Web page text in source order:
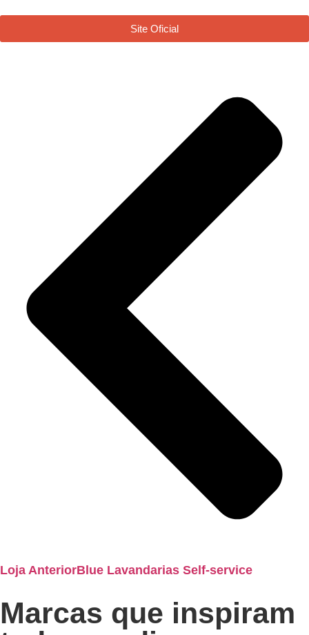
Site Oficial
Loja AnteriorBlue Lavandarias Self-service
Marcas que inspiram